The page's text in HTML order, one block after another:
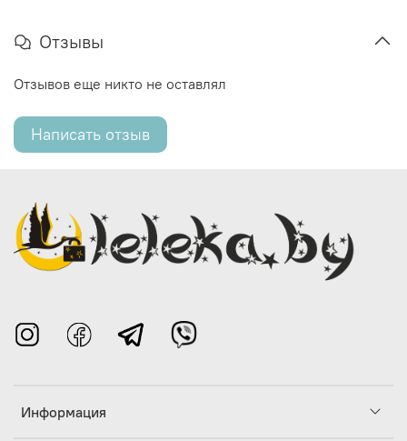
Отзывы
Отзывов еще никто не оставлял
Написать отзыв
Информация